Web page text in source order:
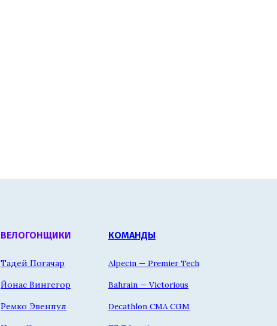
ВЕЛОГОНЩИКИ
Тадей Погачар
Йонас Вингегор
Ремко Эвенпул
КОМАНДЫ
Alpecin — Premier Tech
Bahrain — Victorious
Decathlon CMA CGM